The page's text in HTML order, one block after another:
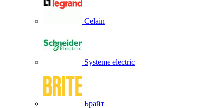
Celain
Systeme electric
Брайт